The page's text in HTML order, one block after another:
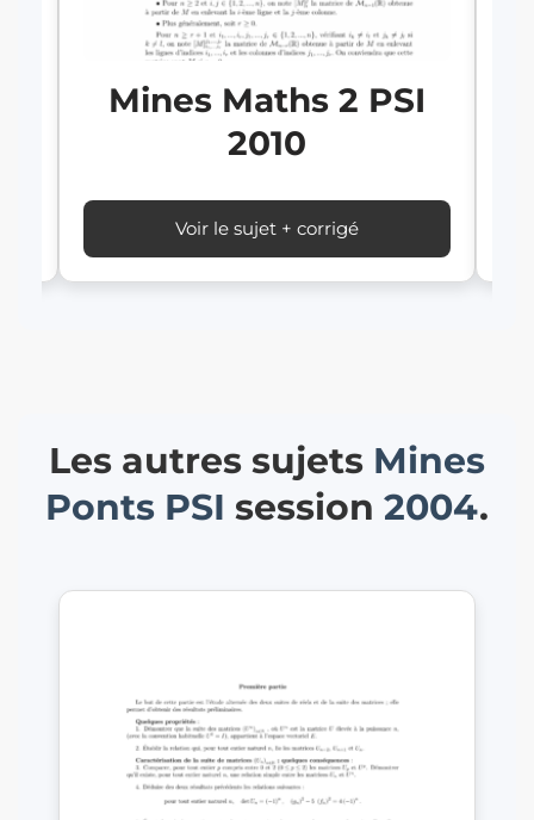
Mines Maths 2 PSI
2010
Voir le sujet + corrigé
Les autres sujets Mines
Ponts PSI session 2004.